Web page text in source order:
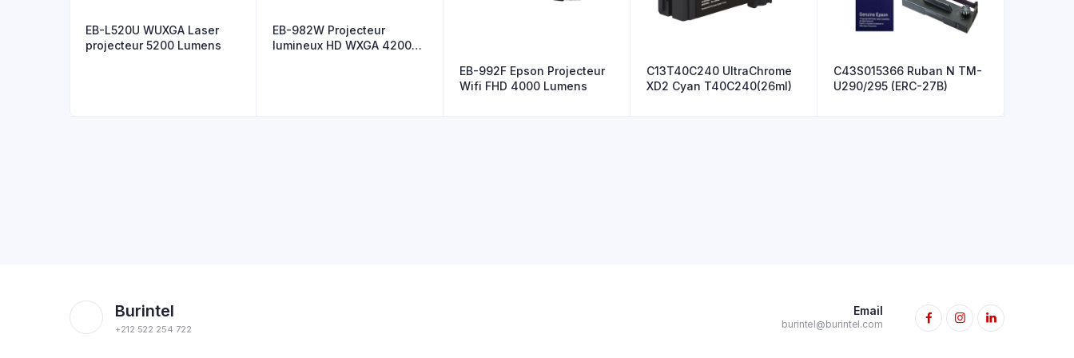
EB-L520U WUXGA Laser
projecteur 5200 Lumens
EB-982W Projecteur
lumineux HD WXGA 4200
EB-992F Epson Projecteur
Wifi FHD 4000 Lumens
C13T40C240 UltraChrome
XD2 Cyan T40C240(26ml)
C43S015366 Ruban N TM-
U290/295 (ERC-27B)
Burintel
+212 522 254 722
Email
burintel@burintel.com